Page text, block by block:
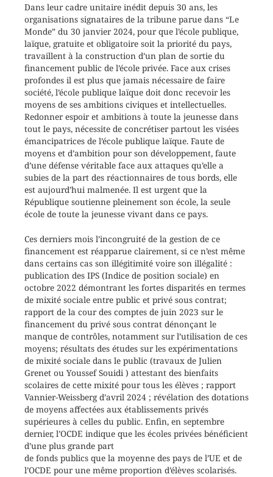
Dans leur cadre unitaire inédit depuis 30 ans, les
organisations signataires de la tribune parue dans “Le
Monde” du 30 janvier 2024, pour que l’école publique,
laïque, gratuite et obligatoire soit la priorité du pays,
travaillent à la construction d’un plan de sortie du
financement public de l’école privée. Face aux crises
profondes il est plus que jamais nécessaire de faire
société, l’école publique laïque doit donc recevoir les
moyens de ses ambitions civiques et intellectuelles.
Redonner espoir et ambitions à toute la jeunesse dans
tout le pays, nécessite de concrétiser partout les visées
émancipatrices de l’école publique laïque. Faute de
moyens et d’ambition pour son développement, faute
d’une défense véritable face aux attaques qu’elle a
subies de la part des réactionnaires de tous bords, elle
est aujourd’hui malmenée. Il est urgent que la
République soutienne pleinement son école, la seule
école de toute la jeunesse vivant dans ce pays.
Ces derniers mois l’incongruité de la gestion de ce
financement est réapparue clairement, si ce n’est même
dans certains cas son illégitimité voire son illégalité :
publication des IPS (Indice de position sociale) en
octobre 2022 démontrant les fortes disparités en termes
de mixité sociale entre public et privé sous contrat;
rapport de la cour des comptes de juin 2023 sur le
financement du privé sous contrat dénonçant le
manque de contrôles, notamment sur l’utilisation de ces
moyens; résultats des études sur les expérimentations
de mixité sociale dans le public (travaux de Julien
Grenet ou Youssef Souidi ) attestant des bienfaits
scolaires de cette mixité pour tous les élèves ; rapport
Vannier-Weissberg d’avril 2024 ; révélation des dotations
de moyens affectées aux établissements privés
supérieures à celles du public. Enfin, en septembre
dernier, l’OCDE indique que les écoles privées bénéficient
d’une plus grande part
de fonds publics que la moyenne des pays de l’UE et de
l’OCDE pour une même proportion d’élèves scolarisés.